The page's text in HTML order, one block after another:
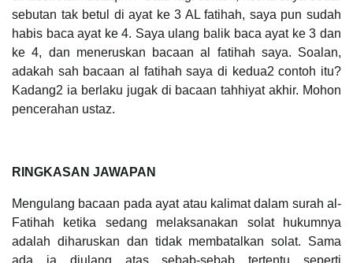
sebutan tak betul di ayat ke 3 AL fatihah, saya pun sudah
habis baca ayat ke 4. Saya ulang balik baca ayat ke 3 dan
ke 4, dan meneruskan bacaan al fatihah saya. Soalan,
adakah sah bacaan al fatihah saya di kedua2 contoh itu?
Kadang2 ia berlaku jugak di bacaan tahhiyat akhir. Mohon
pencerahan ustaz.
RINGKASAN JAWAPAN
Mengulang bacaan pada ayat atau kalimat dalam surah al-
Fatihah ketika sedang melaksanakan solat hukumnya
adalah diharuskan dan tidak membatalkan solat. Sama
ada ia diulang atas sebab-sebab tertentu seperti